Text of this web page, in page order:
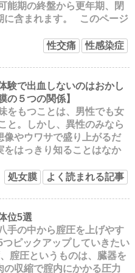
能期の終盤から更年期、閉
に含まれます。 このページ
性交痛
性感染症
験で出血しないのはおかし
の５つの関係】
をもつことは、男性でも女
と。しかし、異性のみなら
やウワサで盛り上がるだ
をはっきり知ることはなか
処女膜
よく読まれる記事
位5選
手の中から腟圧を上げやす
ピックアップしていきたい
腟圧というものは、臓器を
収縮で腟内にかかる圧力